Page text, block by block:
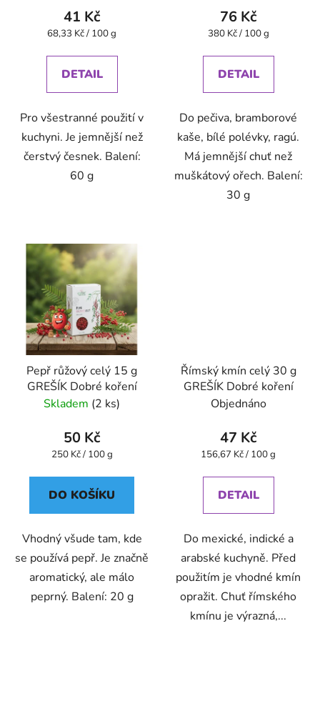
41 Kč
Měrná
68,33 Kč / 100 g
DETAIL
Pro všestranné použití v
kuchyni. Je jemnější než
čerstvý česnek. Balení:
60 g
76 Kč
Měrná
380 Kč / 100 g
DETAIL
Do pečiva, bramborové
kaše, bílé polévky, ragú.
Má jemnější chuť než
muškátový ořech. Balení:
30 g
Pepř růžový celý 15 g
GREŠÍK Dobré koření
Skladem (2 ks)
50 Kč
Měrná
250 Kč / 100 g
DO KOŠÍKU
Vhodný všude tam, kde
se používá pepř. Je značně
aromatický, ale málo
peprný. Balení: 20 g
Římský kmín celý 30 g
GREŠÍK Dobré koření
Objednáno
47 Kč
Měrná
156,67 Kč / 100 g
DETAIL
Do mexické, indické a
arabské kuchyně. Před
použitím je vhodné kmín
opražit. Chuť římského
kmínu je výrazná,...